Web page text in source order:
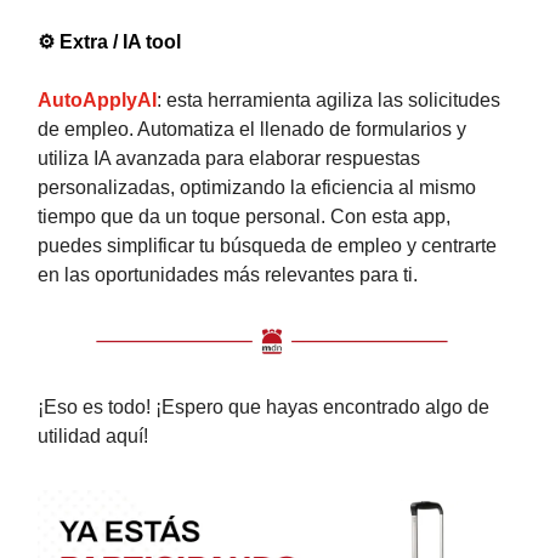
⚙ Extra / IA tool
AutoApplyAI : esta herramienta agiliza las solicitudes
de empleo. Automatiza el llenado de formularios y
utiliza IA avanzada para elaborar respuestas
personalizadas, optimizando la eficiencia al mismo
tiempo que da un toque personal. Con esta app,
puedes simplificar tu búsqueda de empleo y centrarte
en las oportunidades más relevantes para ti.
¡Eso es todo! ¡Espero que hayas encontrado algo de
utilidad aquí!